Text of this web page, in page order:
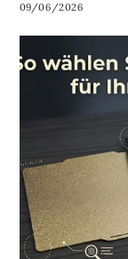
09/06/2026